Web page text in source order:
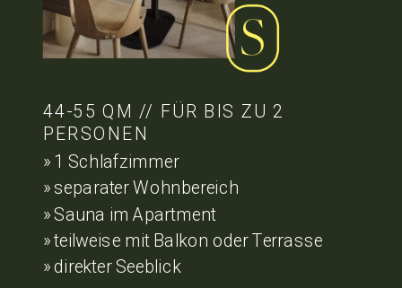
44-55 QM // FÜR BIS ZU 2
PERSONEN
» 1 Schlafzimmer
» separater Wohnbereich
» Sauna im Apartment
» teilweise mit Balkon oder Terrasse
» direkter Seeblick